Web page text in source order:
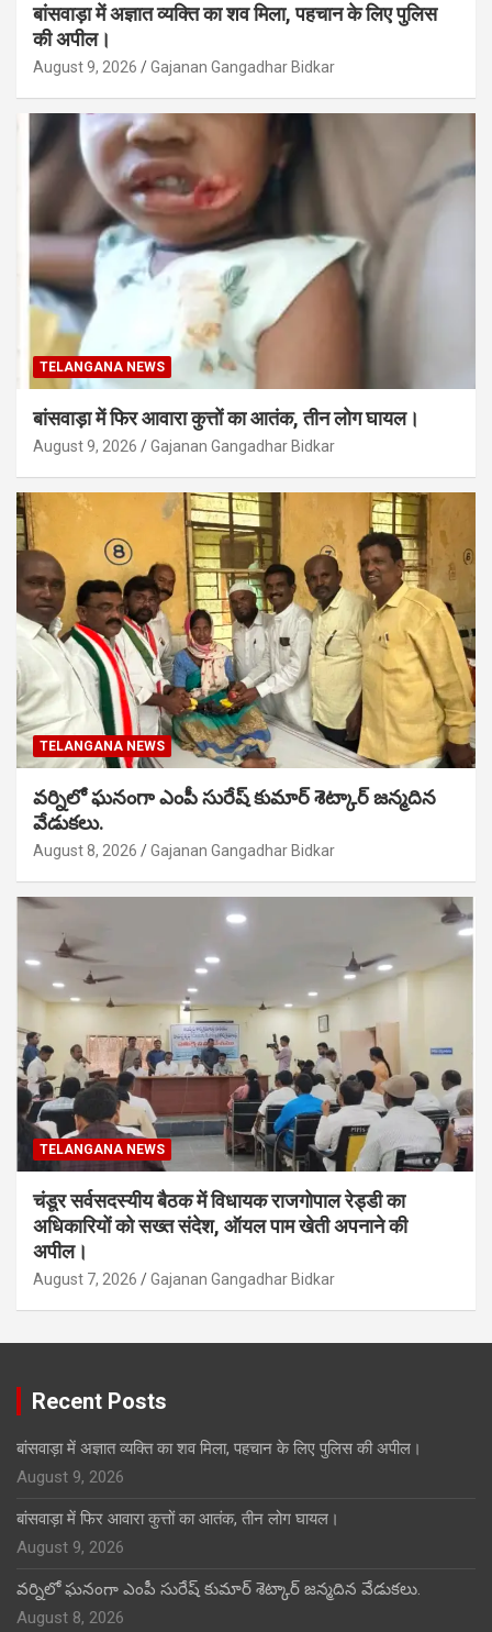
बांसवाड़ा में अज्ञात व्यक्ति का शव मिला, पहचान के लिए पुलिस
की अपील।
August 9, 2026 Gajanan Gangadhar Bidkar
TELANGANA NEWS
बांसवाड़ा में फिर आवारा कुत्तों का आतंक, तीन लोग घायल।
August 9, 2026 Gajanan Gangadhar Bidkar
TELANGANA NEWS
వర్నిలో ఘనంగా ఎంపీ సురేష్ కుమార్ శెట్కార్ జన్మదిన
వేడుకలు.
August 8, 2026 Gajanan Gangadhar Bidkar
TELANGANA NEWS
चंडूर सर्वसदस्यीय बैठक में विधायक राजगोपाल रेड्डी का
अधिकारियों को सख्त संदेश, ऑयल पाम खेती अपनाने की
अपील।
August 7, 2026 Gajanan Gangadhar Bidkar
Recent Posts
बांसवाड़ा में अज्ञात व्यक्ति का शव मिला, पहचान के लिए पुलिस की अपील।
August 9, 2026
बांसवाड़ा में फिर आवारा कुत्तों का आतंक, तीन लोग घायल।
August 9, 2026
వర్నిలో ఘనంగా ఎంపీ సురేష్ కుమార్ శెట్కార్ జన్మదిన వేడుకలు.
August 8, 2026